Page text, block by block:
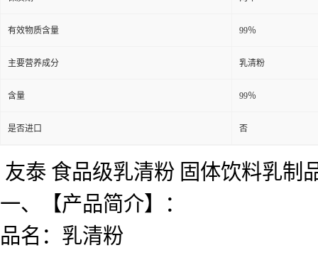
有效物质含量 99％
主要营养成分 乳清粉
含量 99％
是否进口 否
友泰 食品级乳清粉 固体饮料乳制
一、【产品简介】：
品名：乳清粉